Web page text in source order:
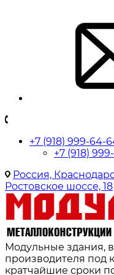
+7 (918) 999-64-
+7 (918)
Россия,
Ростовское шоссе, 18
Модульные здания,
производителя
кратчайшие сроки